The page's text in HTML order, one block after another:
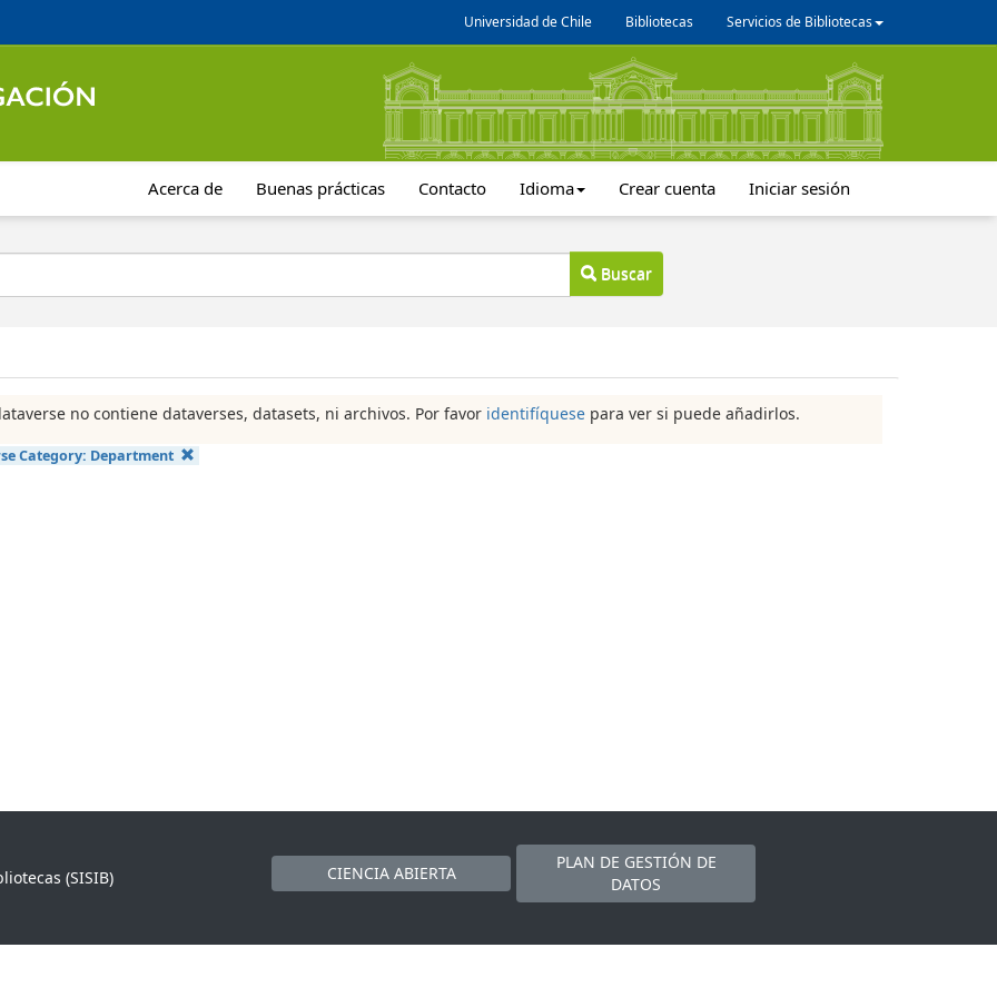
Universidad de Chile Bibliotecas Servicios de Bibliotecas
Acerca de Buenas prácticas Contacto Idioma Crear cuenta Iniciar sesión
Buscar
no contiene dataverses, datasets, ni archivos. Por favor identifíquese para ver si puede añadirlos.
Category: Department
(SISIB)
CIENCIA ABIERTA
PLAN DE GESTIÓN DE
DATOS